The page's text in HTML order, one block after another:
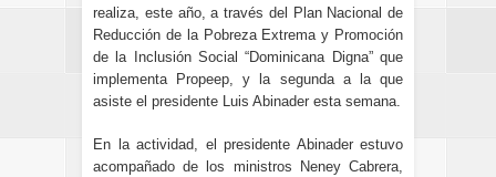
realiza, este año, a través del Plan Nacional de
Reducción de la Pobreza Extrema y Promoción
de la Inclusión Social “Dominicana Digna” que
implementa Propeep, y la segunda a la que
asiste el presidente Luis Abinader esta semana.
En la actividad, el presidente Abinader estuvo
acompañado de los ministros Neney Cabrera,